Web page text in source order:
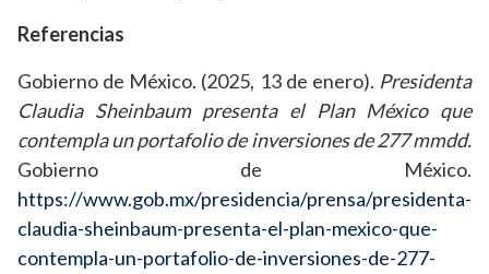
Referencias
Gobierno de México. (2025, 13 de enero). Presidenta
Claudia Sheinbaum presenta el Plan México que
contempla un portafolio de inversiones de 277 mmdd.
Gobierno de México.
https://www.gob.mx/presidencia/prensa/presidenta-
claudia-sheinbaum-presenta-el-plan-mexico-que-
contempla-un-portafolio-de-inversiones-de-277-